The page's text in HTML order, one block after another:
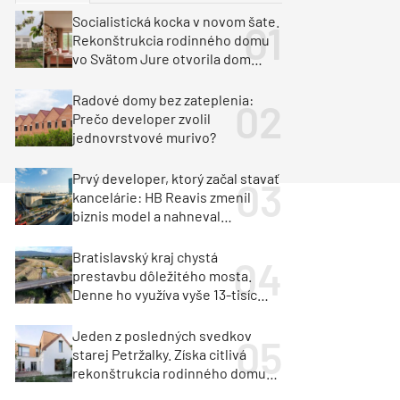
Klimatizácia a vetranie
Milan Murcka
Socialistická kocka v novom šate.
Rekonštrukcia rodinného domu
vo Svätom Jure otvorila dom
Radové domy bez zateplenia:
Prečo developer zvolil
jednovrstvové murivo?
Prvý developer, ktorý začal stavať
kancelárie: HB Reavis zmenil
biznis model a nahneval
Bratislavský kraj chystá
prestavbu dôležitého mosta.
Denne ho využíva vyše 13-tisíc
Jeden z posledných svedkov
starej Petržalky. Získa citlivá
rekonštrukcia rodinného domu